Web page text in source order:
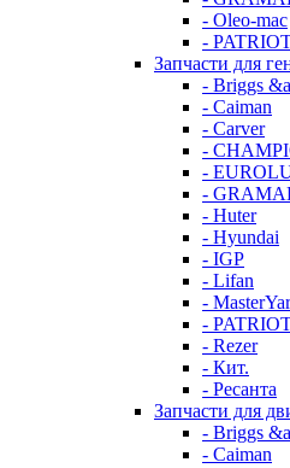
- Oleo-mac
-
Запчасти для
- Briggs
- Caiman
- Carver
-
-
-
- Huter
- Hyundai
- IGP
- Lifan
-
-
- Rezer
- Кит.
- Ресанта
Запчасти для
- Briggs
- Caiman